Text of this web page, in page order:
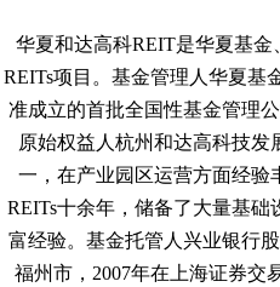
华夏和达高科REIT是华夏基
REITs项目。基金管理人华夏基
准成立的首批全国性基金管理
原始权益人杭州和达高科技
一，在产业园区运营方面经验
REITs十余年，储备了大量基
富经验。基金托管人兴业银行
福州市，2007年在上海证券交